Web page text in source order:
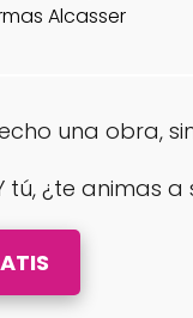
una obra,
tú, ¿te animas a